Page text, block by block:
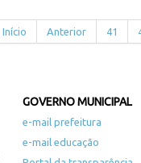
Início Anterior 41
GOVERNO MUNICIPAL
e-mail prefeitura
e-mail educação